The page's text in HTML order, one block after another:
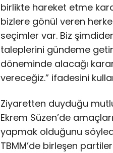
birlikte hareket etme
bizlere gönül veren
seçimler var. Biz
taleplerini gündeme
döneminde alacağı
vereceğiz.” ifadesini
Ziyaretten duyduğu
Ekrem Süzen’de
yapmak olduğunu
TBMM’de birleşen